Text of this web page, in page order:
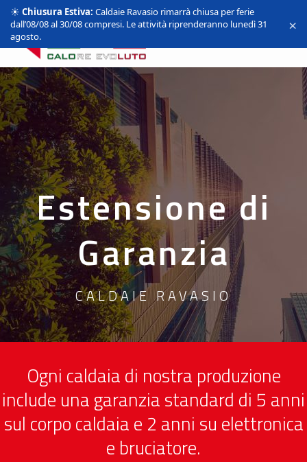
Estensione di
Garanzia
CALDAIE RAVASIO
Ogni caldaia di nostra produzione
include una garanzia standard di 5 anni
sul corpo caldaia e 2 anni su elettronica
e bruciatore.
☀️ Chiusura Estiva: Caldaie Ravasio rimarrà chiusa per ferie
dall’08/08 al 30/08 compresi. Le attività riprenderanno lunedì 31
agosto.
×